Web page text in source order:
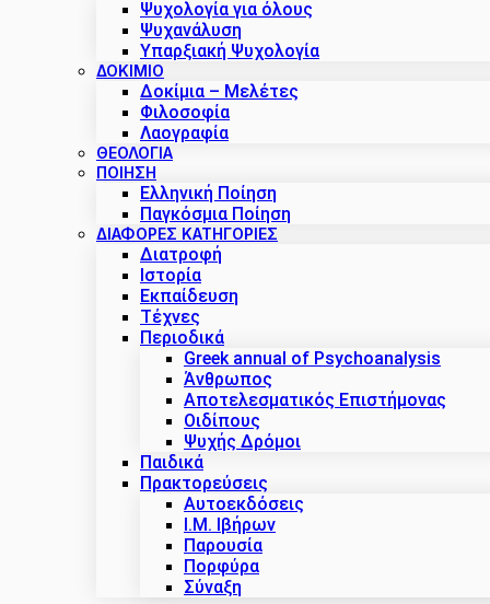
Ψυχολογία για όλους
Ψυχανάλυση
Υπαρξιακή Ψυχολογία
ΔΟΚΊΜΙΟ
Δοκίμια – Μελέτες
Φιλοσοφία
Λαογραφία
ΘΕΟΛΟΓΙΑ
ΠΟΙΗΣΗ
Ελληνική Ποίηση
Παγκόσμια Ποίηση
ΔΙΑΦΟΡΕΣ ΚΑΤΗΓΟΡΙΕΣ
Διατροφή
Ιστορία
Εκπαίδευση
Τέχνες
Περιοδικά
Greek annual of Psychoanalysis
Άνθρωπος
Αποτελεσματικός Επιστήμονας
Οιδίπους
Ψυχής Δρόμοι
Παιδικά
Πρακτoρεύσεις
Αυτοεκδόσεις
Ι.Μ. Ιβήρων
Παρουσία
Πορφύρα
Σύναξη